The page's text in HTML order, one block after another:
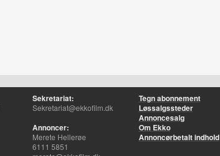
Sekretariat:
Sekretariat@ekkofilm.dk
Annoncer:
Merete Hellerøe
6111 5851
Tegn abonnement
Løssalgssteder
Annoncesalg
Om Ekko
Annoncørbetalt indhold